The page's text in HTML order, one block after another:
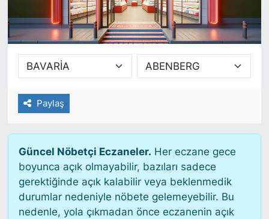
Paylaş
Güncel Nöbetçi Eczaneler. Her eczane gece
boyunca açık olmayabilir, bazıları sadece
gerektiğinde açık kalabilir veya beklenmedik
durumlar nedeniyle nöbete gelemeyebilir. Bu
nedenle, yola çıkmadan önce eczanenin açık
SİYASET
SAĞLIK